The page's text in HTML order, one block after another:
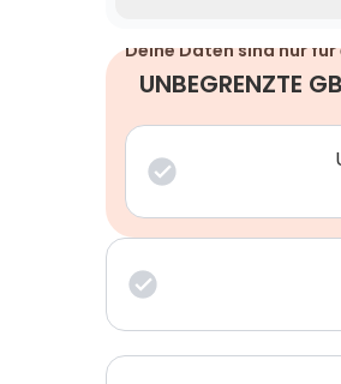
Deine Daten sind nur
UNBEGRENZTE GB